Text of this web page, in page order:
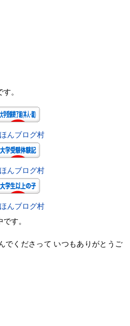
。
んブログ村
んブログ村
んブログ村
す。
でくださって いつもありがとうご